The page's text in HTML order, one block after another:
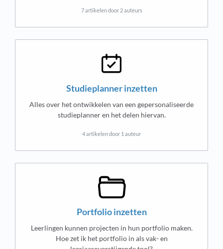
7 artikelen door 2 auteurs
Studieplanner inzetten
Alles over het ontwikkelen van een gepersonaliseerde
studieplanner en het delen hiervan.
4 artikelen door 1 auteur
Portfolio inzetten
Leerlingen kunnen projecten in hun portfolio maken.
Hoe zet ik het portfolio in als vak- en